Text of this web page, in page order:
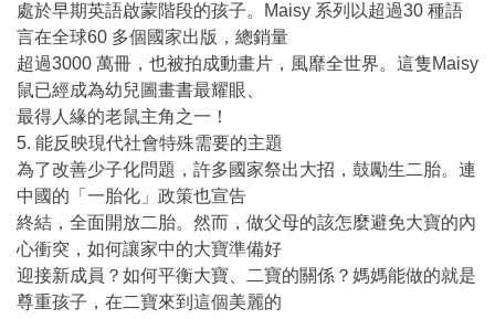
處於早期英語啟蒙階段的孩子。Maisy 系列以超過30 種語
言在全球60 多個國家出版，總銷量
超過3000 萬冊，也被拍成動畫片，風靡全世界。這隻Maisy
鼠已經成為幼兒圖畫書最耀眼、
最得人緣的老鼠主角之一！
5. 能反映現代社會特殊需要的主題
為了改善少子化問題，許多國家祭出大招，鼓勵生二胎。連
中國的「一胎化」政策也宣告
終結，全面開放二胎。然而，做父母的該怎麼避免大寶的內
心衝突，如何讓家中的大寶準備好
迎接新成員？如何平衡大寶、二寶的關係？媽媽能做的就是
尊重孩子，在二寶來到這個美麗的